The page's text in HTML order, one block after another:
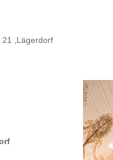
21 ,Lägerdorf